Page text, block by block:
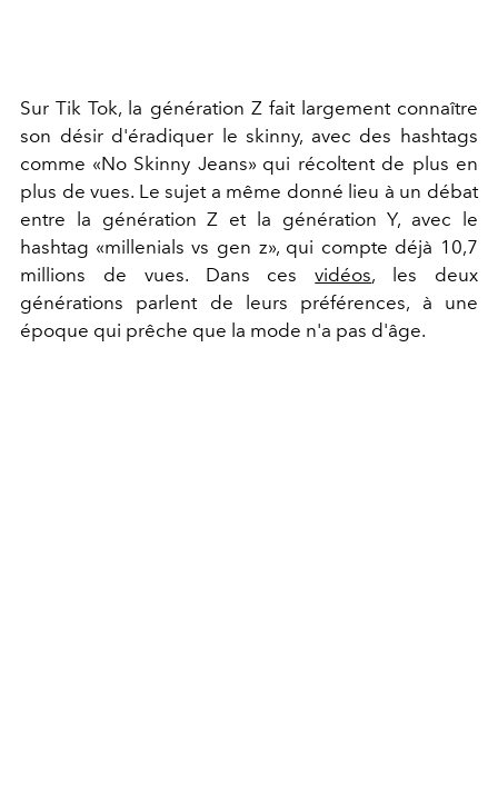
Sur Tik Tok, la génération Z fait largement connaître
son désir d'éradiquer le skinny, avec des hashtags
comme «No Skinny Jeans» qui récoltent de plus en
plus de vues. Le sujet a même donné lieu à un débat
entre la génération Z et la génération Y, avec le
hashtag «millenials vs gen z», qui compte déjà 10,7
millions de vues. Dans cesvidéos, les deux
générations parlent de leurs préférences, à une
époque qui prêche que la mode n'a pas d'âge.